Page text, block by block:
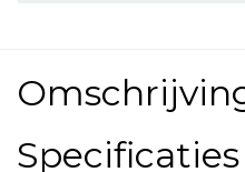
Specificaties